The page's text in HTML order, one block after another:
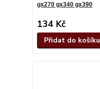
gx270 gx340 gx390
134 Kč
Přidat do košíku